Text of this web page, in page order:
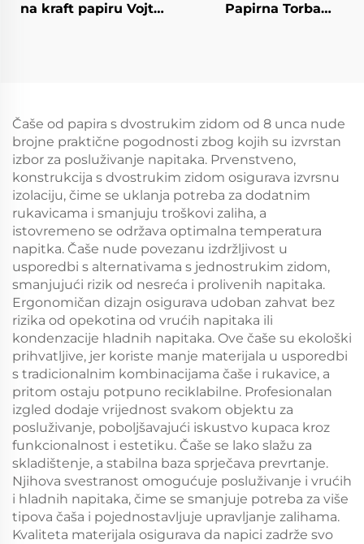
na kraft papiru Vojta
Štapci
Papirna Torba
Čaše od papira s dvostrukim zidom od 8 unca nude
brojne praktične pogodnosti zbog kojih su izvrstan
izbor za posluživanje napitaka. Prvenstveno,
konstrukcija s dvostrukim zidom osigurava izvrsnu
izolaciju, čime se uklanja potreba za dodatnim
rukavicama i smanjuju troškovi zaliha, a
istovremeno se održava optimalna temperatura
napitka. Čaše nude povezanu izdržljivost u
usporedbi s alternativama s jednostrukim zidom,
smanjujući rizik od nesreća i prolivenih napitaka.
Ergonomičan dizajn osigurava udoban zahvat bez
rizika od opekotina od vrućih napitaka ili
kondenzacije hladnih napitaka. Ove čaše su ekološki
prihvatljive, jer koriste manje materijala u usporedbi
s tradicionalnim kombinacijama čaše i rukavice, a
pritom ostaju potpuno reciklabilne. Profesionalan
izgled dodaje vrijednost svakom objektu za
posluživanje, poboljšavajući iskustvo kupaca kroz
funkcionalnost i estetiku. Čaše se lako slažu za
skladištenje, a stabilna baza sprječava prevrtanje.
Njihova svestranost omogućuje posluživanje i vrućih
i hladnih napitaka, čime se smanjuje potreba za više
tipova čaša i pojednostavljuje upravljanje zalihama.
Kvaliteta materijala osigurava da napici zadrže svo